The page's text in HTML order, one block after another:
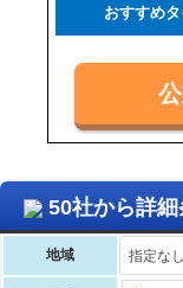
おすすめ
50社から詳
地域